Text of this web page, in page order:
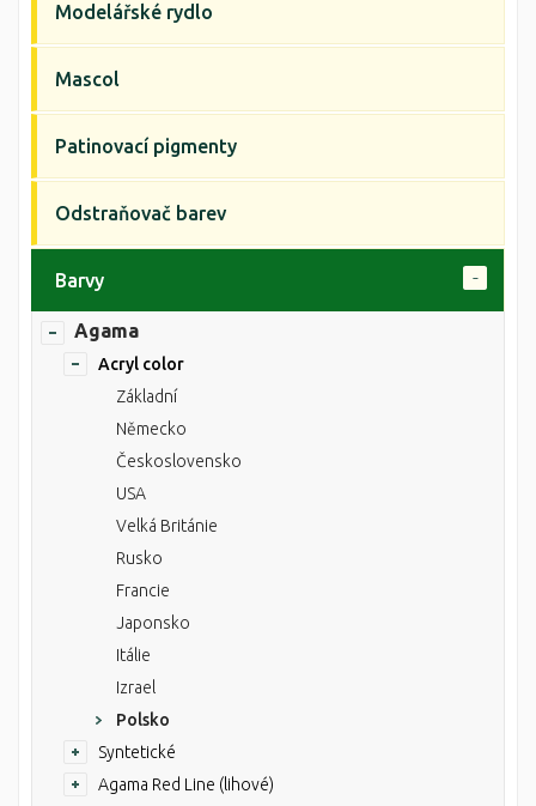
Modelářské rydlo
Mascol
Patinovací pigmenty
Odstraňovač barev
Barvy
Agama
Acryl color
Základní
Německo
Československo
USA
Velká Británie
Rusko
Francie
Japonsko
Itálie
Izrael
Polsko
Syntetické
Agama Red Line (lihové)